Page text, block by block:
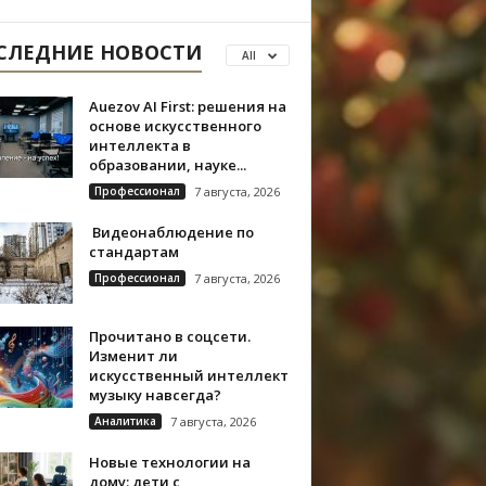
НОВОСТИ All
Auezov AI First: решения на
основе искусственного
интеллекта в
образовании, науке...
Профессионал 7 августа, 2026
Видеонаблюдение по
стандартам
Профессионал 7 августа, 2026
Прочитано в соцсети.
Изменит ли
искусственный интеллект
музыку навсегда?
Аналитика 7 августа, 2026
Новые технологии на
дому: дети с